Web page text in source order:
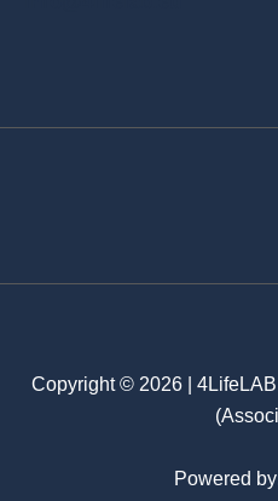
Copyright © 2026 |
Powered